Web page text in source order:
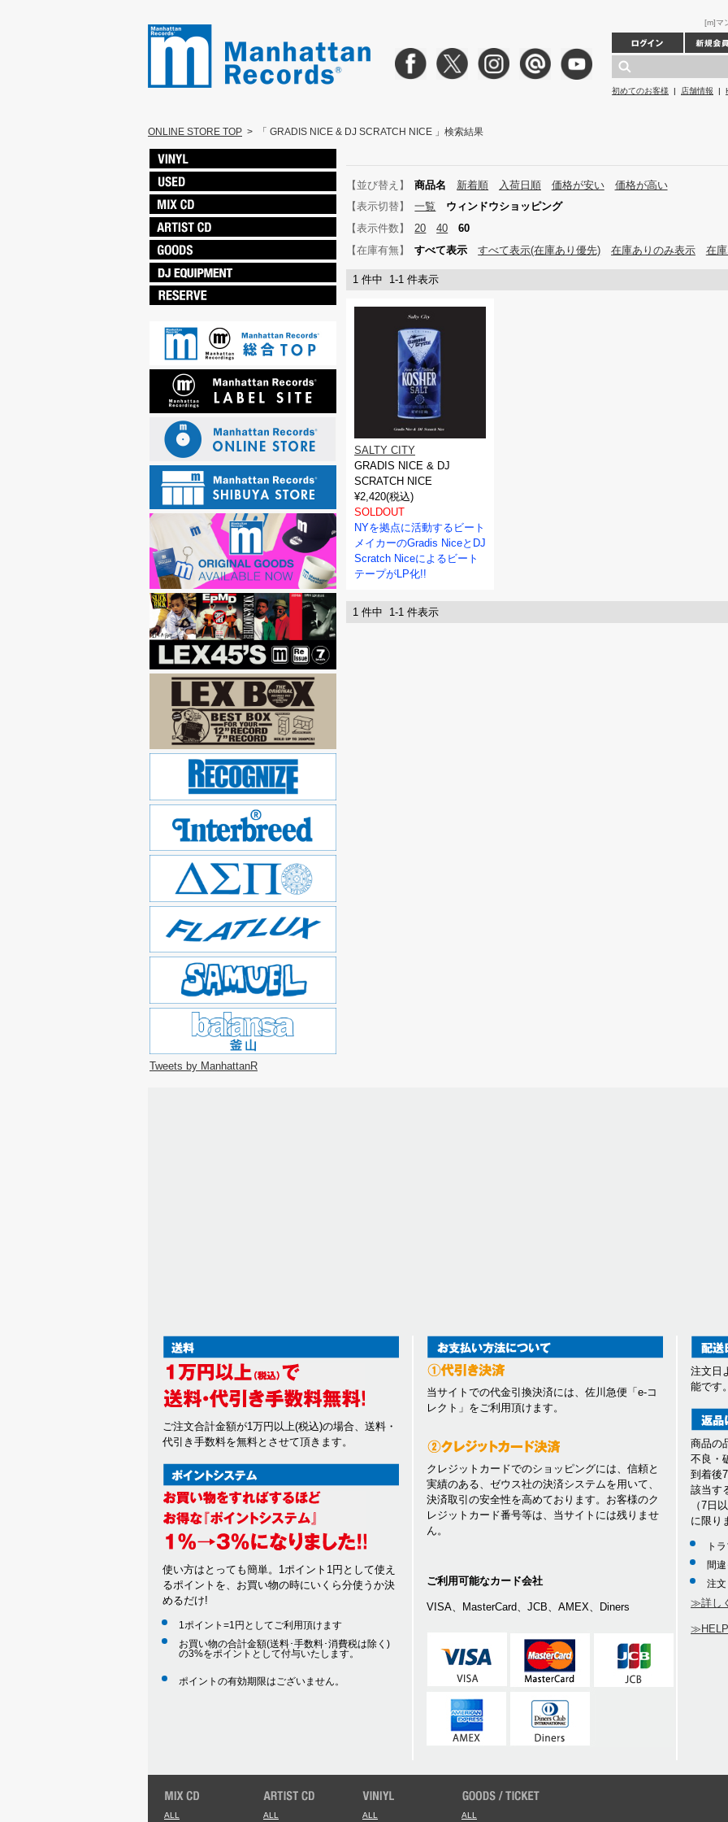
[m]マ
初めてのお客様 | 店舗情報 |
ONLINE STORE TOP > 「 GRADIS NICE & DJ SCRATCH NICE 」検索結果
Tweets by ManhattanR
【並び替え】 商品名 新着順 入荷日順 価格が安い
価格が高い
【表示切替】
一覧
ウィンドウショッピング
【表示件数】
20 40
60
【在庫有無】
すべて表示 すべて表示(在庫あり優先) 在庫ありのみ表示 在
1 件中 1-1 件表示
SALTY CITY
GRADIS NICE & DJ
SCRATCH NICE
¥2,420(税込)
SOLDOUT
NYを拠点に活動するビート
メイカーのGradis NiceとDJ
Scratch Niceによるビート
テープがLP化!!
1 件中 1-1 件表示
ご注文合計金額が1万円以上(税込)の場合、送料・
代引き手数料を無料とさせて頂きます。
使い方はとっても簡単。1ポイント1円として使え
るポイントを、お買い物の時にいくら分使うか決
めるだけ!
1ポイント=1円としてご利用頂けます
お買い物の合計金額(送料･手数料･消費税は除く)
の3%をポイントとして付与いたします。
ポイントの有効期限はございません。
当サイトでの代金引換決済には、佐川急便「e-コ
レクト」をご利用頂けます。
クレジットカードでのショッピングには、信頼と
実績のある、ゼウス社の決済システムを用いて、
決済取引の安全性を高めております。お客様のク
レジットカード番号等は、当サイトには残りませ
ん。
ご利用可能なカード会社
VISA、MasterCard、JCB、AMEX、Diners
注文日
能です
商品の
不良・
到着後
該当す
（7日
に限り
ト
間
注文
≫詳し
ALL ALL ALL ALL